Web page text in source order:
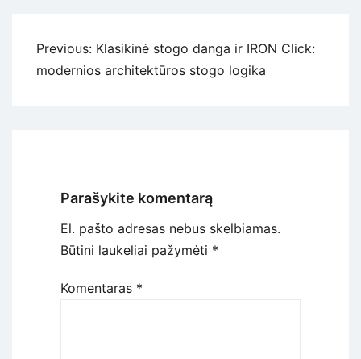
Navigacija
tarp
Previous: Klasikinė stogo danga ir IRON Click:
modernios architektūros stogo logika
Parašykite komentarą
El. pašto adresas nebus skelbiamas.
Būtini laukeliai pažymėti *
Komentaras *